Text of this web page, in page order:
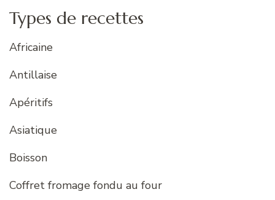
Types de recettes
Africaine
Antillaise
Apéritifs
Asiatique
Boisson
Coffret fromage fondu au four